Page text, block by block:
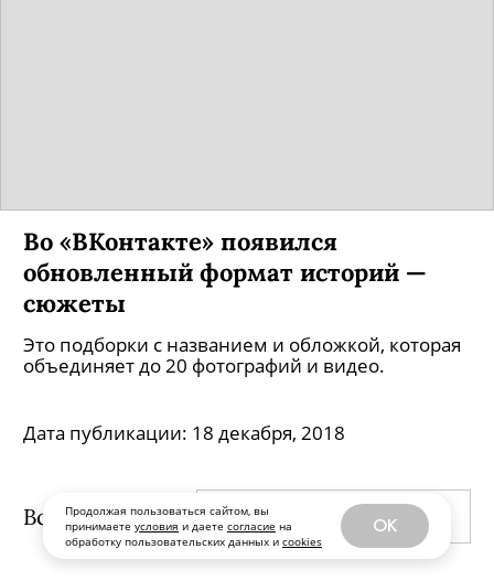
Продолжая пользоваться сайтом, вы
принимаете условия и даете согласие на
обработку пользовательских данных и cookies
OK
Во «ВКонтакте» появился
обновленный формат историй —
сюжеты
Это подборки с названием и обложкой, которая
объединяет до 20 фотографий и видео.
Дата публикации: 18 декабря, 2018
Все публикации ПО ДАТЕ ВЫХОДА